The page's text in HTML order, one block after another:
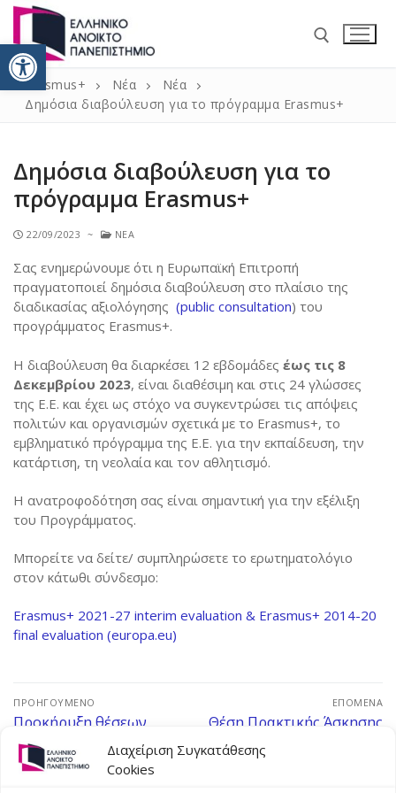
Ανοίξτε τη γραμμή
Διαχείριση Συγκατάθεσης
Cookies
Αρχική
Νέα
Erasmus+ 2021 – 2027
Κινητικότητα / ΚΑ131 Erasmus+
Κινητικότητα για πρακτική
Κινητικότητα για διδασκαλία
Κινητικότητα για επιμόρφωση
Πληροφορίες
Πανεπιστημιακός χάρτης Erasmus+ 2014 – 2020
Δήλωση Πολιτικής ERASMUS+ 2021- 2027
Πανεπιστημιακός χάρτης Erasmus+ 2021 – 2027
Χάρτης φοιτητή Erasmus+
Εμπειρίες Φοιτητών
Τρέχουσες Προκηρύξεις
Incoming
Welcome
Incoming student information
Partner institutions
Course catalogue
ECTS User’s Guide
Erasmus+ Charter for Higher Education (ECHE) 2014 –
Erasmus+ Charter for Higher Education (ECHE) 2021 –
2027
Erasmus+ Policy Statement 2021 – 2027
Erasmus+ Νέα
Νέα
Δημόσια διαβούλευση για το πρόγραμμα Erasmus+
Δημόσια διαβούλευση για το
πρόγραμμα Erasmus+
22/09/2023 ~ ΝΈΑ
Σας ενημερώνουμε ότι η Ευρωπαϊκή Επιτροπή
πραγματοποιεί δημόσια διαβούλευση στο πλαίσιο της
διαδικασίας αξιολόγησης (public consultation) του
προγράμματος Erasmus+.
H διαβούλευση θα διαρκέσει 12 εβδομάδες έως τις 8
Δεκεμβρίου 2023, είναι διαθέσιμη και στις 24 γλώσσες
της Ε.Ε. και έχει ως στόχο να συγκεντρώσει τις απόψεις
πολιτών και οργανισμών σχετικά με το Erasmus+, το
εμβληματικό πρόγραμμα της Ε.Ε. για την εκπαίδευση, την
κατάρτιση, τη νεολαία και τον αθλητισμό.
Η ανατροφοδότηση σας είναι σημαντική για την εξέλιξη
του Προγράμματος.
Μπορείτε να δείτε/ συμπληρώσετε το ερωτηματολόγιο
στον κάτωθι σύνδεσμο:
Erasmus+ 2021-27 interim evaluation & Erasmus+ 2014-20
final evaluation (europa.eu)
ΠΡΟΗΓΟΎΜΕΝΟ
Προκήρυξη θέσεων
πρακτικής άσκησης σε
Αρχές της Εξωτερικής
Υπηρεσίας και στη
ΕΠΌΜΕΝΑ
Θέση Πρακτικής Άσκησης